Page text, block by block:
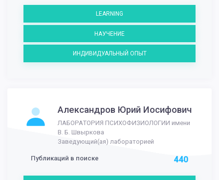
LEARNING
НАУЧЕНИЕ
ИНДИВИДУАЛЬНЫЙ ОПЫТ
Александров Юрий Иосифович
ЛАБОРАТОРИЯ ПСИХОФИЗИОЛОГИИ имени
В. Б. Швыркова
Заведующий(ая) лабораторией
Публикаций в поиске 440